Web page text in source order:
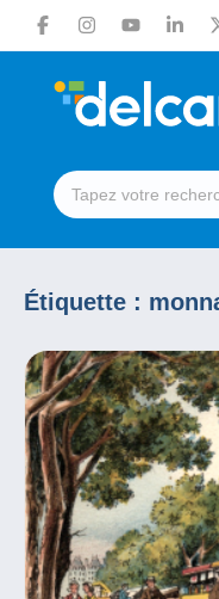
Étiquette :